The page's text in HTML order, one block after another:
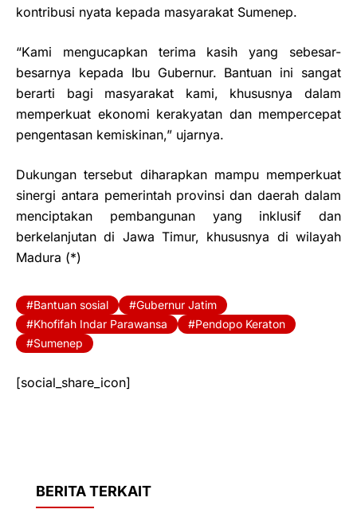
kontribusi nyata kepada masyarakat Sumenep.
“Kami mengucapkan terima kasih yang sebesar-
besarnya kepada Ibu Gubernur. Bantuan ini sangat
berarti bagi masyarakat kami, khususnya dalam
memperkuat ekonomi kerakyatan dan mempercepat
pengentasan kemiskinan,” ujarnya.
Dukungan tersebut diharapkan mampu memperkuat
sinergi antara pemerintah provinsi dan daerah dalam
menciptakan pembangunan yang inklusif dan
berkelanjutan di Jawa Timur, khususnya di wilayah
Madura (*)
Bantuan sosial
Gubernur Jatim
Khofifah Indar Parawansa
Pendopo Keraton
Sumenep
[social_share_icon]
BERITA TERKAIT